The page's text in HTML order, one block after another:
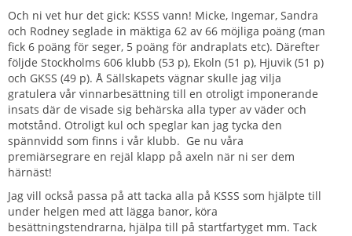
Och ni vet hur det gick: KSSS vann! Micke, Ingemar, Sandra
och Rodney seglade in mäktiga 62 av 66 möjliga poäng (man
fick 6 poäng för seger, 5 poäng för andraplats etc). Därefter
följde Stockholms 606 klubb (53 p), Ekoln (51 p), Hjuvik (51 p)
och GKSS (49 p). Å Sällskapets vägnar skulle jag vilja
gratulera vår vinnarbesättning till en otroligt imponerande
insats där de visade sig behärska alla typer av väder och
motstånd. Otroligt kul och speglar kan jag tycka den
spännvidd som finns i vår klubb. Ge nu våra
premiärsegrare en rejäl klapp på axeln när ni ser dem
härnäst!
Jag vill också passa på att tacka alla på KSSS som hjälpte till
under helgen med att lägga banor, köra
besättningstendrarna, hjälpa till på startfartyget mm. Tack